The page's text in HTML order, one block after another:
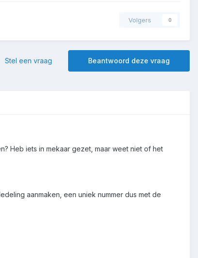
Volgers 0
Beantwoord deze vraag
Stel een vraag
Heb iets in mekaar gezet, maar weet niet of het
aanmaken, een uniek nummer dus met de